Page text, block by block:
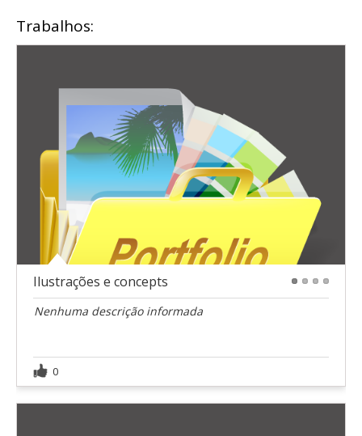
Trabalhos:
Ilustrações e concepts
Nenhuma descrição informada
0